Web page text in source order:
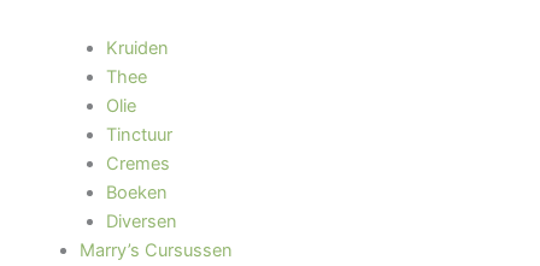
Kruiden
Thee
Olie
Tinctuur
Cremes
Boeken
Diversen
Marry’s Cursussen